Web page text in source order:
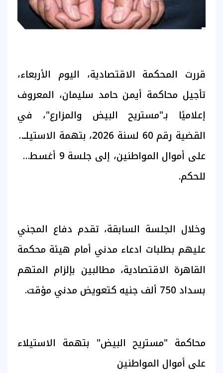
قررت المحكمة الاقتصادية، اليوم الأربعاء،
تأجيل محاكمة أيمن حامد سليمان، المعروف
إعلاميًا بـ"مستريح البيض والمزارع"، في
القضية رقم 60 لسنة 2026، بتهمة الاستيلاء
على أموال المواطنين، إلى جلسة 9 أغسطس
للحكم.
وخلال الجلسة السابقة، تقدم دفاع المجني
عليهم بطلبات ادعاء مدني أمام هيئة محكمة
القاهرة الاقتصادية، مطالبين بإلزام المتهم
بسداد 750 ألف جنيه كتعويض مدني مؤقت.
محاكمة "مستريح البيض" بتهمة الاستيلاء
على أموال المواطنين